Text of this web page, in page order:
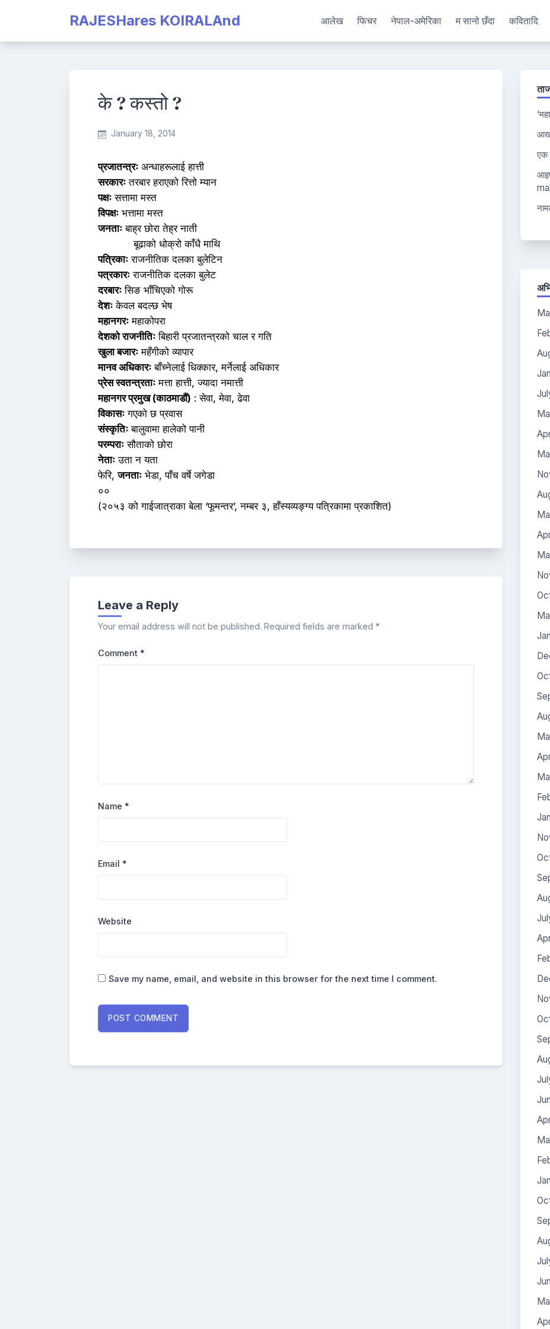
RAJESHares KOIRALAnd आलेख फिचर नेपाल-अमेरिका म सानो छँदा कवितादि
के ? कस्तो ?
January 18, 2014
प्रजातन्त्रः अन्धाहरूलाई हात्ती
सरकारः तरबार हराएको रित्तो म्यान
पक्षः सत्तामा मस्त
विपक्षः भत्तामा मस्त
जनताः बाह्र छोरा तेह्र नाती
बूढाको धोक्रो काँधै माथि
पत्रिकाः राजनीतिक दलका बुलेटिन
पत्रकारः राजनीतिक दलका बुलेट
दरबारः सिङ भाँचिएको गोरू
देशः केवल बदल्छ भेष
महानगरः महाकोपरा
देशको राजनीतिः बिहारी प्रजातन्त्रको चाल र गति
खुला बजारः महँगीको व्यापार
मानव अधिकारः बाँच्नेलाई धिक्कार, मर्नेलाई अधिकार
प्रेस स्वतन्त्रताः मत्ता हात्ती, ज्यादा नमात्ती
महानगर प्रमुख (काठमाडौं) : सेवा, मेवा, ढेवा
विकासः गएको छ प्रवास
संस्कृतिः बालुवामा हालेको पानी
परम्पराः सौताको छोरा
नेताः उता न यता
फेरि,जनताः भेडा, पाँच वर्षे जगेडा
००
(२०५३ को गाईजात्राका बेला ‘फूमन्तर’, नम्बर ३, हाँस्यव्यङ्ग्य पत्रिकामा प्रकाशित)
Leave a Reply
Your email address will not be published. Required fields are marked *
Comment *
Name *
Email *
Website
Save my name, email, and website in this browser for the next time I comment.
एक